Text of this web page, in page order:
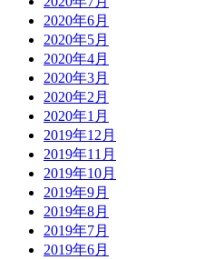
2020年6月
2020年5月
2020年4月
2020年3月
2020年2月
2020年1月
2019年12月
2019年11月
2019年10月
2019年9月
2019年8月
2019年7月
2019年6月